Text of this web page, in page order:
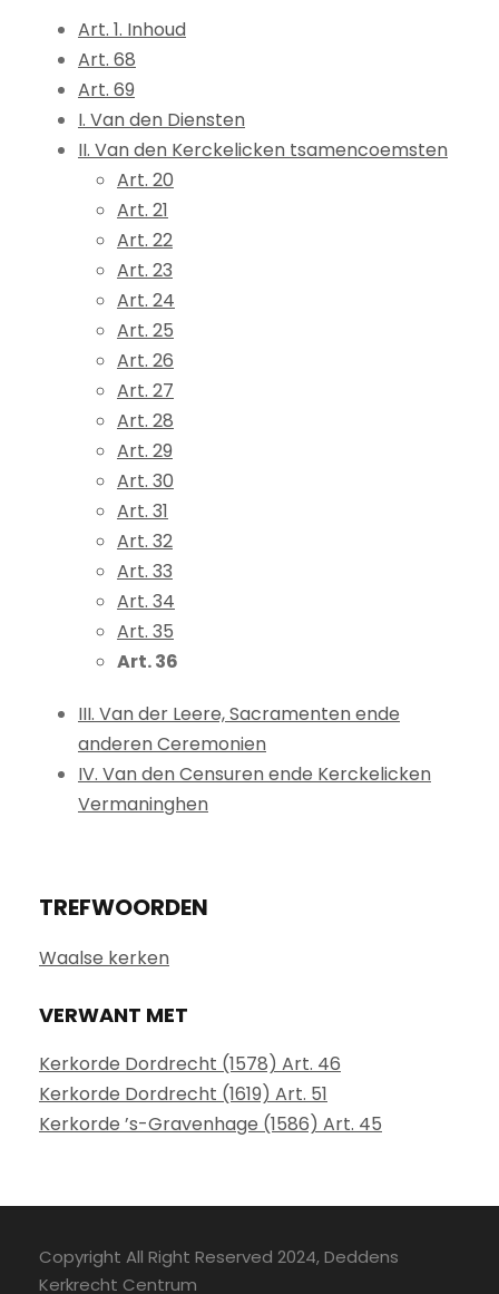
Art. 1. Inhoud
Art. 68
Art. 69
I. Van den Diensten
II. Van den Kerckelicken tsamencoemsten
Art. 20
Art. 21
Art. 22
Art. 23
Art. 24
Art. 25
Art. 26
Art. 27
Art. 28
Art. 29
Art. 30
Art. 31
Art. 32
Art. 33
Art. 34
Art. 35
Art. 36
III. Van der Leere, Sacramenten ende
anderen Ceremonien
IV. Van den Censuren ende Kerckelicken
Vermaninghen
TREFWOORDEN
Waalse kerken
VERWANT MET
Kerkorde Dordrecht (1578) Art. 46
Kerkorde Dordrecht (1619) Art. 51
Kerkorde ’s-Gravenhage (1586) Art. 45
Copyright All Right Reserved 2024, Deddens
Kerkrecht Centrum